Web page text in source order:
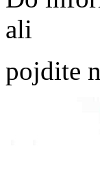
ali
pojdite